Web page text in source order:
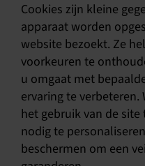
Cookies zijn kleine
apparaat worden
website bezoekt. Ze
voorkeuren te
u omgaat met
ervaring te verbeteren.
het gebruik van de
nodig te
beschermen om een